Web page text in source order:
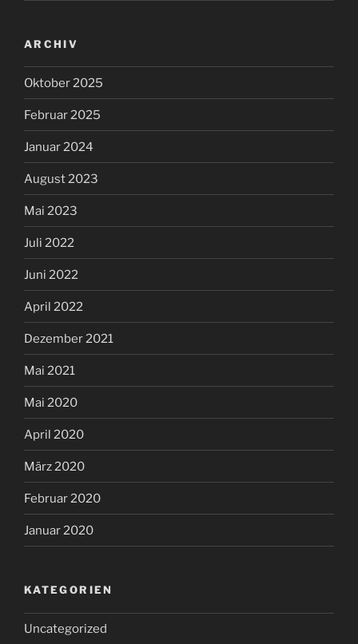
ARCHIV
Oktober 2025
Februar 2025
Januar 2024
August 2023
Mai 2023
Juli 2022
Juni 2022
April 2022
Dezember 2021
Mai 2021
Mai 2020
April 2020
März 2020
Februar 2020
Januar 2020
KATEGORIEN
Uncategorized